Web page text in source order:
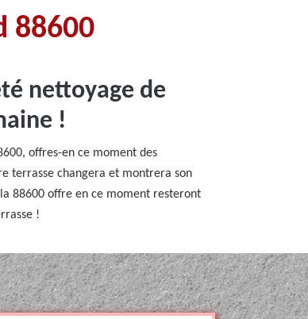
88600
nettoyage de
!
offres-en ce moment des
terrasse changera et montrera son
88600 offre en ce moment resteront
!